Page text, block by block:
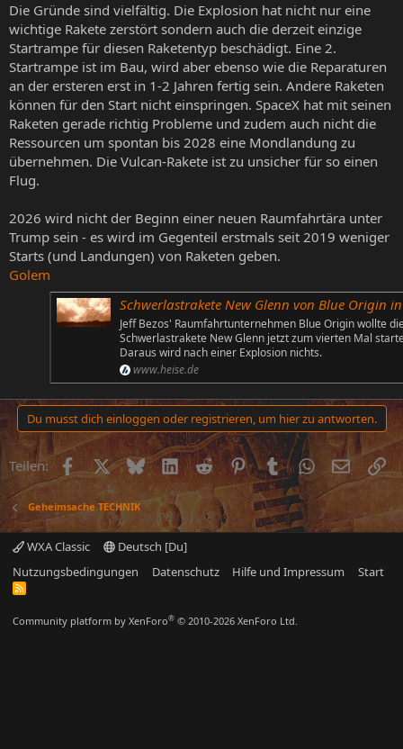
Die Gründe sind vielfältig. Die Explosion hat nicht nur eine
wichtige Rakete zerstört sondern auch die derzeit einzige
Startrampe für diesen Raketentyp beschädigt. Eine 2.
Startrampe ist im Bau, wird aber ebenso wie die Reparaturen
an der ersteren erst in 1-2 Jahren fertig sein. Andere Raketen
können für den Start nicht einspringen. SpaceX hat mit seinen
Raketen gerade richtig Probleme und zudem auch nicht die
Ressourcen um spontan bis 2028 eine Mondlandung zu
übernehmen. Die Vulcan-Rakete ist zu unsicher für so einen
Flug.
2026 wird nicht der Beginn einer neuen Raumfahrtära unter
Trump sein - es wird im Gegenteil erstmals seit 2019 weniger
Starts (und Landungen) von Raketen geben.
Golem
Schwerlastrakete New Glenn von Blue Origin in gewaltiger Explosion
Jeff Bezos' Raumfahrtunternehmen Blue Origin wollte
Schwerlastrakete New Glenn jetzt zum vierten Mal
Daraus wird nach einer Explosion nichts.
www.heise.de
Du musst dich einloggen oder registrieren, um hier zu antworten.
Teilen: FacebookX (Twitter)
BlueskyLinkedInRedditPinterest
Tumblr WhatsApp
E-Mail
Geheimsache TECHNIK
WXA Classic
Deutsch [Du]
Nutzungsbedingungen
Datenschutz Hilfe und Impressum Start
R
Community platform by XenForo® © 2010-2026 XenForo Ltd.